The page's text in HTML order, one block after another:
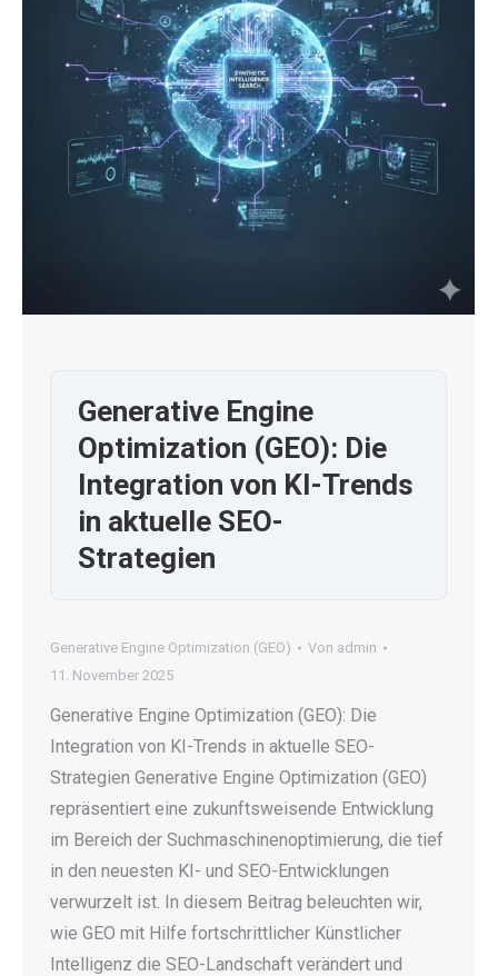
Generative Engine
Optimization (GEO): Die
Integration von KI-Trends
in aktuelle SEO-
Strategien
Generative Engine Optimization (GEO) Von admin
11. November 2025
Generative Engine Optimization (GEO): Die
Integration von KI-Trends in aktuelle SEO-
Strategien Generative Engine Optimization (GEO)
repräsentiert eine zukunftsweisende Entwicklung
im Bereich der Suchmaschinenoptimierung, die tief
in den neuesten KI- und SEO-Entwicklungen
verwurzelt ist. In diesem Beitrag beleuchten wir,
wie GEO mit Hilfe fortschrittlicher Künstlicher
Intelligenz die SEO-Landschaft verändert und